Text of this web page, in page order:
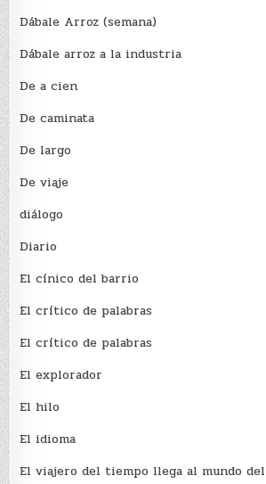
Dábale Arroz (semana)
Dábale arroz a la industria
De a cien
De caminata
De largo
De viaje
diálogo
Diario
El cínico del barrio
El crí­tico de palabras
El crí­tico de palabras
El explorador
El hilo
El idioma
El viajero del tiempo llega al mundo